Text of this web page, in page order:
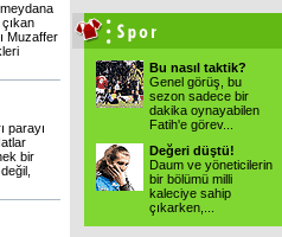
Muzaffer
parayı
bir
Bu nasıl taktik?
Genel görüş, bu
sezon sadece bir
dakika oynayabilen
Fatih'e görev...
Değeri düştü!
Daum ve yöneticilerin
bir bölümü milli
kaleciye sahip
çıkarken,